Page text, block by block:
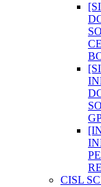
CISL